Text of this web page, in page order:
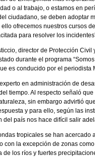
o al trabajo, o estamos en
ciudadano, se deben adoptar
ofrecemos nuestros cursos
para resolver los
director de Protección
durante el programa
es conducido por el periodista
en administración de
tiempo. Al respecto señaló
sin embargo advirtió
y para ello, según las
del país nos hace difícil salir
tropicales se han
con la excepción de zonas
de los ríos y fuertes